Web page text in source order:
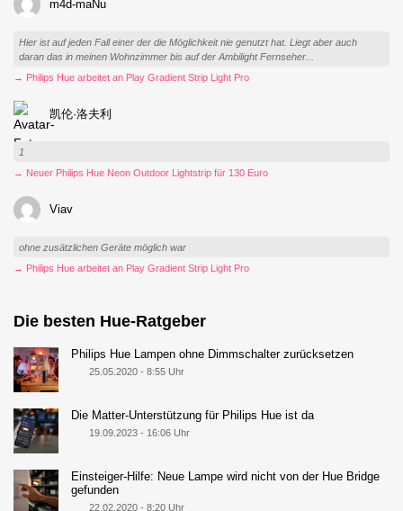
m4d-maNu
Hier ist auf jeden Fall einer der die Möglichkeit nie genutzt hat. Liegt aber auch
daran das in meinen Wohnzimmer bis auf der Ambilight Fernseher...
→ Philips Hue arbeitet an Play Gradient Strip Light Pro
凯伦·洛夫利
1
→ Neuer Philips Hue Neon Outdoor Lightstrip für 130 Euro
Viav
ohne zusätzlichen Geräte möglich war
→ Philips Hue arbeitet an Play Gradient Strip Light Pro
Die besten Hue-Ratgeber
Philips Hue Lampen ohne Dimmschalter zurücksetzen
25.05.2020 - 8:55 Uhr
Die Matter-Unterstützung für Philips Hue ist da
19.09.2023 - 16:06 Uhr
Einsteiger-Hilfe: Neue Lampe wird nicht von der Hue Bridge
gefunden
22.02.2020 - 8:20 Uhr